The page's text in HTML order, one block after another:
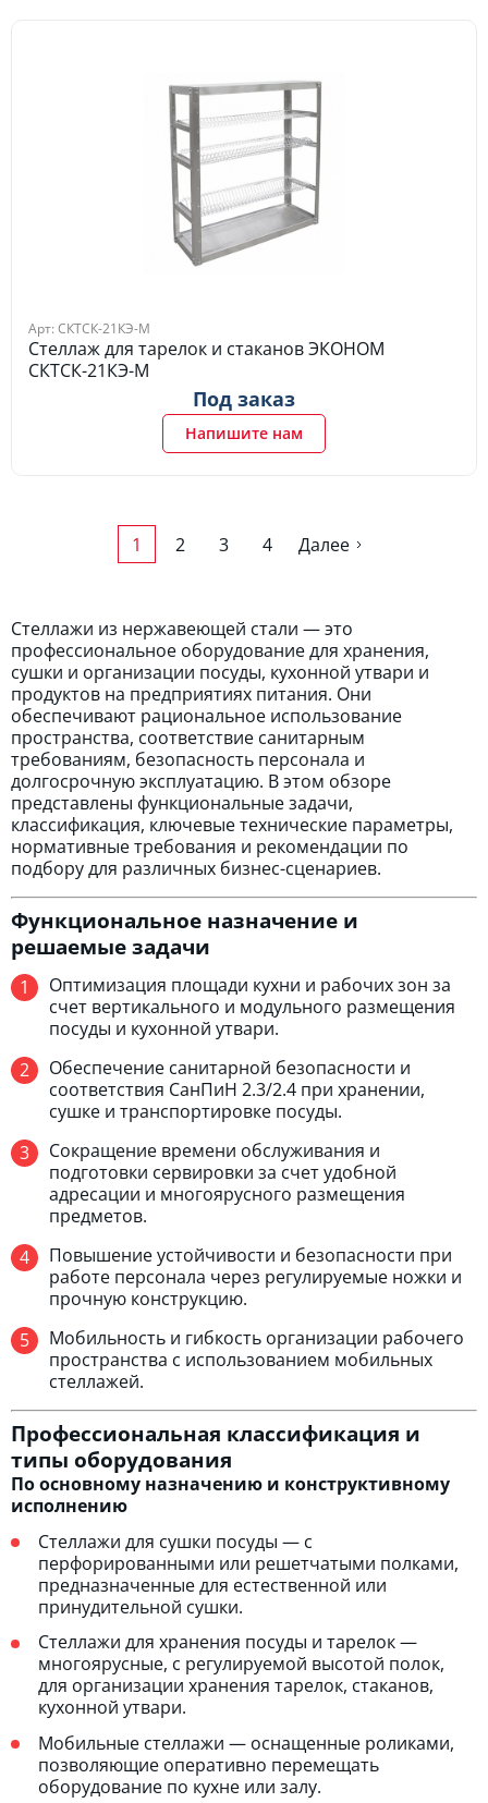
Арт: СКТСК-21КЭ-М
Стеллаж для тарелок и стаканов ЭКОНОМ
СКТСК-21КЭ-М
Под заказ
Напишите нам
1 2 3 4 Далее
Стеллажи из нержавеющей стали — это
профессиональное оборудование для хранения,
сушки и организации посуды, кухонной утвари и
продуктов на предприятиях питания. Они
обеспечивают рациональное использование
пространства, соответствие санитарным
требованиям, безопасность персонала и
долгосрочную эксплуатацию. В этом обзоре
представлены функциональные задачи,
классификация, ключевые технические параметры,
нормативные требования и рекомендации по
подбору для различных бизнес-сценариев.
Функциональное назначение и
решаемые задачи
Оптимизация площади кухни и рабочих зон за
счет вертикального и модульного размещения
посуды и кухонной утвари.
Обеспечение санитарной безопасности и
соответствия СанПиН 2.3/2.4 при хранении,
сушке и транспортировке посуды.
Сокращение времени обслуживания и
подготовки сервировки за счет удобной
адресации и многоярусного размещения
предметов.
Повышение устойчивости и безопасности при
работе персонала через регулируемые ножки и
прочную конструкцию.
Мобильность и гибкость организации рабочего
пространства с использованием мобильных
стеллажей.
Профессиональная классификация и
типы оборудования
По основному назначению и конструктивному
исполнению
Стеллажи для сушки посуды — с
перфорированными или решетчатыми полками,
предназначенные для естественной или
принудительной сушки.
Стеллажи для хранения посуды и тарелок —
многоярусные, с регулируемой высотой полок,
для организации хранения тарелок, стаканов,
кухонной утвари.
Мобильные стеллажи — оснащенные роликами,
позволяющие оперативно перемещать
оборудование по кухне или залу.